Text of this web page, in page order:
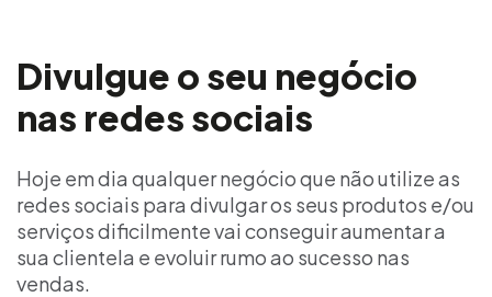
Divulgue o seu negócio
nas redes sociais
Hoje em dia qualquer negócio que não utilize as
redes sociais para divulgar os seus produtos e/ou
serviços dificilmente vai conseguir aumentar a
sua clientela e evoluir rumo ao sucesso nas
vendas.